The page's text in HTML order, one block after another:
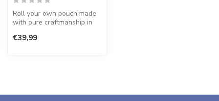
Roll your own pouch made
with pure craftmanship in
€39,99